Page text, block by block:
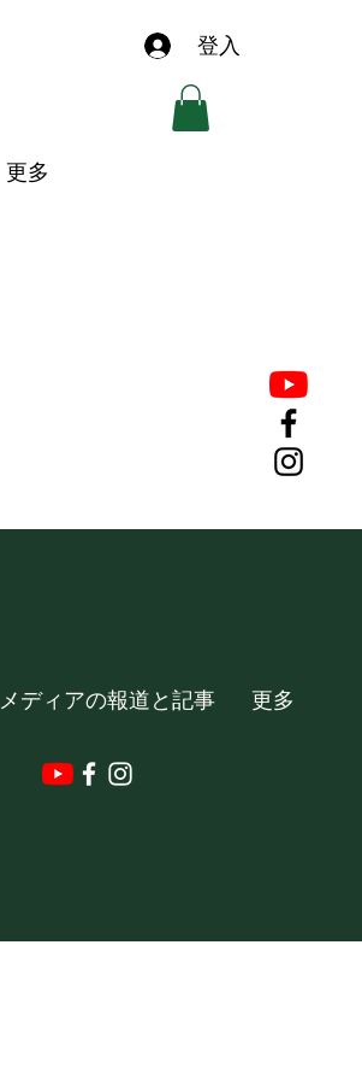
登入
更多
メディアの報道と記事 更多